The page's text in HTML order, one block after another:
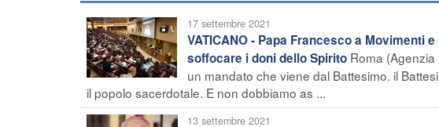
17 settembre 2021
VATICANO - Papa Francesco a Movimenti
soffocare i doni dello Spirito Roma (Agenzia
un mandato che viene dal Battesimo. il
il popolo sacerdotale. E non dobbiamo as ...
13 settembre 2021